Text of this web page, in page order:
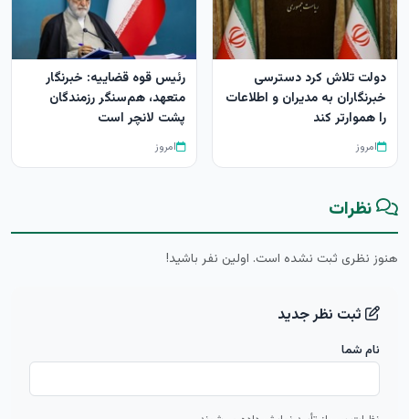
دولت تلاش کرد دسترسی
خبرنگاران به مدیران و اطلاعات
را هموارتر کند
امروز
رئیس قوه قضاییه: خبرنگار
متعهد، هم‌سنگر رزمندگان
پشت لانچر است
امروز
نظرات
هنوز نظری ثبت نشده است. اولین نفر باشید!
ثبت نظر جدید
نام شما